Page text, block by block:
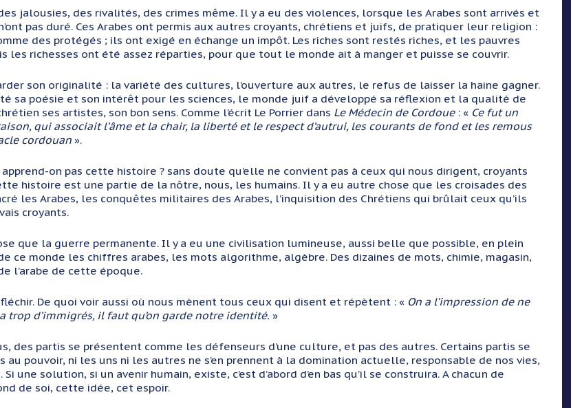
jalousies, des rivalités, des crimes même. Il y a eu des violences, lorsque les Arabes sont arrivés et
pas duré. Ces Arabes ont permis aux autres croyants, chrétiens et juifs, de pratiquer leur religion :
des protégés ; ils ont exigé en échange un impôt. Les riches sont restés riches, et les pauvres
les richesses ont été assez réparties, pour que tout le monde ait à manger et puisse se couvrir.
son originalité : la variété des cultures, l’ouverture aux autres, le refus de laisser la haine gagner.
sa poésie et son intérêt pour les sciences, le monde juif a développé sa réflexion et la qualité de
ses artistes, son bon sens. Comme l’écrit Le Porrier dans Le Médecin de Cordoue: « Ce fut un
qui associait l’âme et la chair, la liberté et le respect d’autrui, les courants de fond et les remous
cordouan».
on pas cette histoire ? sans doute qu’elle ne convient pas à ceux qui nous dirigent, croyants
histoire est une partie de la nôtre, nous, les humains. Il y a eu autre chose que les croisades des
les Arabes, les conquêtes militaires des Arabes, l’inquisition des Chrétiens qui brûlait ceux qu’ils
croyants.
que la guerre permanente. Il y a eu une civilisation lumineuse, aussi belle que possible, en plein
ce monde les chiffres arabes, les mots algorithme, algèbre. Des dizaines de mots, chimie, magasin,
l’arabe de cette époque.
De quoi voir aussi où nous mènent tous ceux qui disent et répètent : « On a l’impression de ne
trop d’immigrés, il faut qu’on garde notre identité. »
des partis se présentent comme les défenseurs d’une culture, et pas des autres. Certains partis se
au pouvoir, ni les uns ni les autres ne s’en prennent à la domination actuelle, responsable de nos vies,
une solution, si un avenir humain, existe, c’est d’abord d’en bas qu’il se construira. A chacun de
de soi, cette idée, cet espoir.